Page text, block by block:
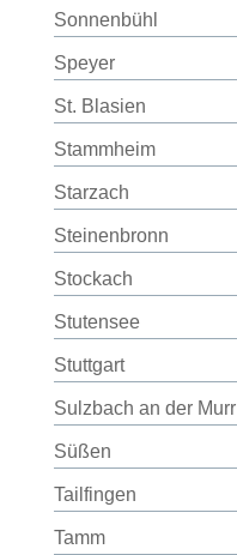
Sonnenbühl
Speyer
St. Blasien
Stammheim
Starzach
Steinenbronn
Stockach
Stutensee
Stuttgart
Sulzbach an der Murr
Süßen
Tailfingen
Tamm